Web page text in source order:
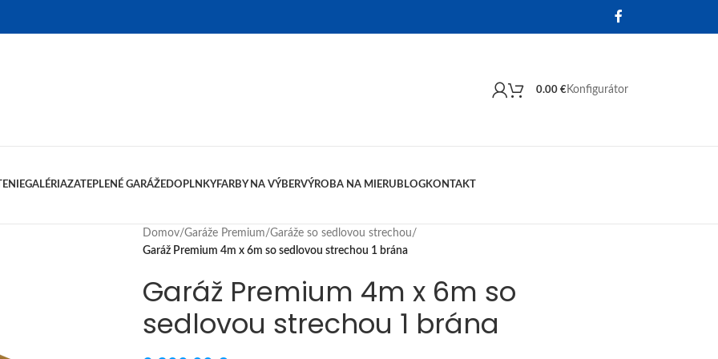
0.00 €Konfigurátor
GALÉRIAZATEPLENÉ GARÁŽEDOPLNKYFARBY NA VÝBERVÝROBA NA MIERU BLOGKONTAKT
Domov/Garáže Premium/Garáže so sedlovou strechou/
Garáž Premium 4m x 6m so sedlovou strechou 1 brána
Garáž Premium 4m x 6m so
sedlovou strechou 1 brána